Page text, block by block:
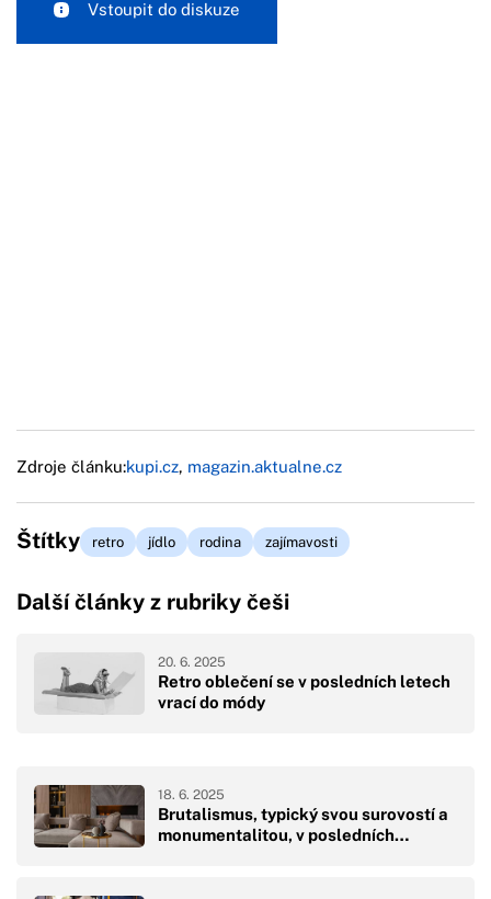
Vstoupit do diskuze
Zdroje článku:kupi.cz, magazin.aktualne.cz
Štítky retro jídlo rodina zajímavosti
Další články z rubriky češi
Retro oblečení se v posledních letech
vrací do módy
20. 6. 2025
Brutalismus, typický svou surovostí a
monumentalitou, v posledních…
18. 6. 2025